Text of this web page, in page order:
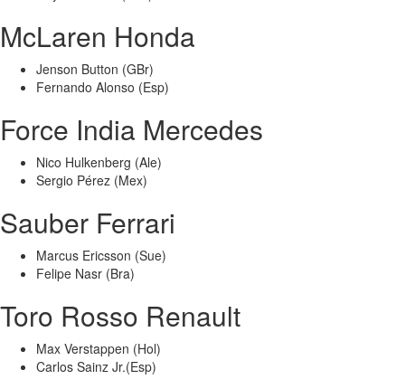
McLaren Honda
Jenson Button (GBr)
Fernando Alonso (Esp)
Force India Mercedes
Nico Hulkenberg (Ale)
Sergio Pérez (Mex)
Sauber Ferrari
Marcus Ericsson (Sue)
Felipe Nasr (Bra)
Toro Rosso Renault
Max Verstappen (Hol)
Carlos Sainz Jr.(Esp)